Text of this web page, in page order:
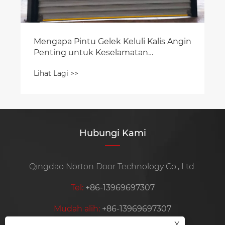
Hubungi Kami
Qingdao Norton Door Technology Co., Ltd.
Tel: +86-13969697307
Mudah alih: +86-13969697307